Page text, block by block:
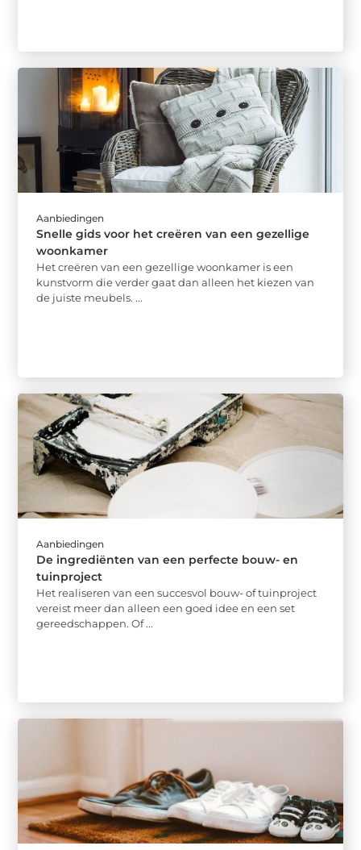
Aanbiedingen
Snelle gids voor het creëren van een gezellige
woonkamer
Het creëren van een gezellige woonkamer is een
kunstvorm die verder gaat dan alleen het kiezen van
de juiste meubels. ...
Aanbiedingen
De ingrediënten van een perfecte bouw- en
tuinproject
Het realiseren van een succesvol bouw- of tuinproject
vereist meer dan alleen een goed idee en een set
gereedschappen. Of ...